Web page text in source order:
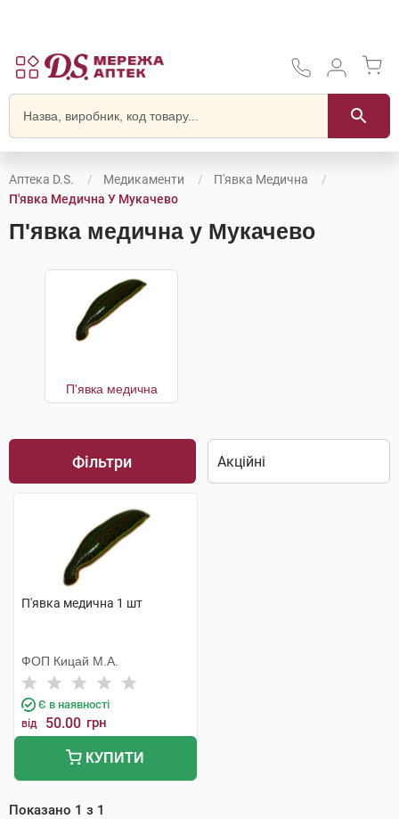
Аптека D.S. Медикаменти
П'явка Медична
П'явка Медична У Мукачево
П'явка медична у Мукачево
П'явка медична
Фільтри
П'явка медична 1 шт
ФОП Кицай М.А.
Є в наявності
від 50.00 грн
КУПИТИ
Показано 1 з 1